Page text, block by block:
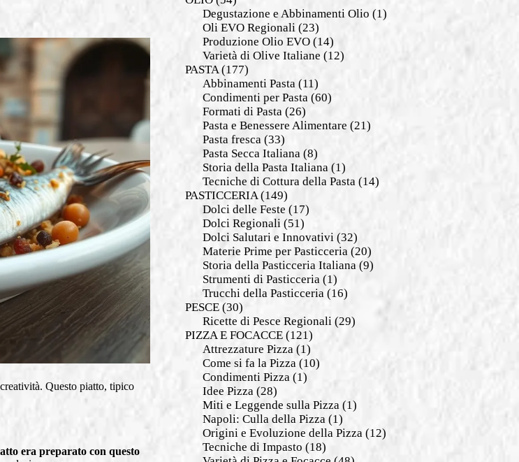
Questo piatto, tipico
era preparato con questo
Degustazione e Abbinamenti Olio (1)
Oli EVO Regionali (23)
Produzione Olio EVO(14)
Varietà di Olive Italiane (12)
PASTA(177)
Abbinamenti Pasta (11)
Condimenti per Pasta (60)
Formati di Pasta (26)
Pasta e Benessere Alimentare (21)
Pasta fresca (33)
Pasta Secca Italiana (8)
Storia della Pasta Italiana (1)
Tecniche di Cottura della Pasta (14)
PASTICCERIA(149)
Dolci delle Feste (17)
Dolci Regionali (51)
Dolci Salutari e Innovativi (32)
Materie Prime per Pasticceria (20)
Storia della Pasticceria Italiana (9)
Strumenti di Pasticceria (1)
Trucchi della Pasticceria (16)
PESCE(30)
Ricette di Pesce Regionali (29)
PIZZA E FOCACCE(121)
Attrezzature Pizza (1)
Come si fa la Pizza (10)
Condimenti Pizza (1)
Idee Pizza (28)
Miti e Leggende sulla Pizza (1)
Napoli: Culla della Pizza (1)
Origini e Evoluzione della Pizza (12)
Tecniche di Impasto (18)